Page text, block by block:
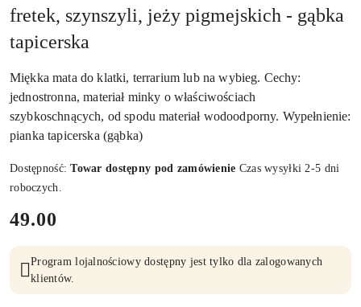
fretek, szynszyli, jeży pigmejskich - gąbka
tapicerska
Miękka mata do klatki, terrarium lub na wybieg. Cechy:
jednostronna, materiał minky o właściwościach
szybkoschnących, od spodu materiał wodoodporny. Wypełnienie:
pianka tapicerska (gąbka)
Dostępność:Towar dostępny pod zamówienie Czas wysyłki 2-5 dni
roboczych.
cena:
49.00
Program lojalnościowy dostępny jest tylko dla zalogowanych
klientów.